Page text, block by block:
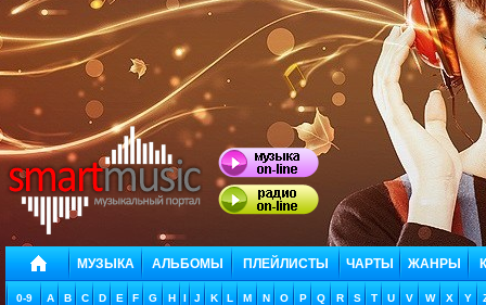
МУЗЫКА АЛЬБОМЫ ПЛЕЙЛИСТЫ ЧАРТЫ ЖАНРЫ
0-9 A B C D E F G H I J K L M N O P Q R S T U V W X Y